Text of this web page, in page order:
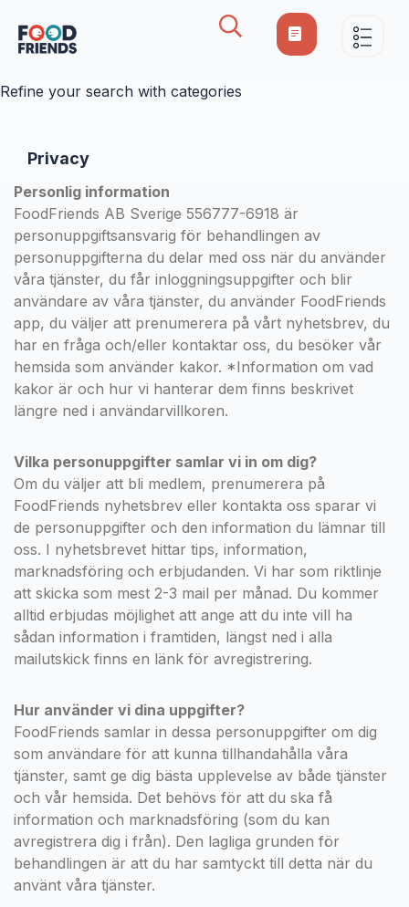
Refine your search with categories
Privacy
Personlig information
FoodFriends AB Sverige 556777-6918 är
personuppgiftsansvarig för behandlingen av
personuppgifterna du delar med oss när du använder
våra tjänster, du får inloggningsuppgifter och blir
användare av våra tjänster, du använder FoodFriends
app, du väljer att prenumerera på vårt nyhetsbrev, du
har en fråga och/eller kontaktar oss, du besöker vår
hemsida som använder kakor. *Information om vad
kakor är och hur vi hanterar dem finns beskrivet
längre ned i användarvillkoren.
Vilka personuppgifter samlar vi in om dig?
Om du väljer att bli medlem, prenumerera på
FoodFriends nyhetsbrev eller kontakta oss sparar vi
de personuppgifter och den information du lämnar till
oss. I nyhetsbrevet hittar tips, information,
marknadsföring och erbjudanden. Vi har som riktlinje
att skicka som mest 2-3 mail per månad. Du kommer
alltid erbjudas möjlighet att ange att du inte vill ha
sådan information i framtiden, längst ned i alla
mailutskick finns en länk för avregistrering.
Hur använder vi dina uppgifter?
FoodFriends samlar in dessa personuppgifter om dig
som användare för att kunna tillhandahålla våra
tjänster, samt ge dig bästa upplevelse av både tjänster
och vår hemsida. Det behövs för att du ska få
information och marknadsföring (som du kan
avregistrera dig i från). Den lagliga grunden för
behandlingen är att du har samtyckt till detta när du
använt våra tjänster.